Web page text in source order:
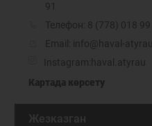
91
Телефон: 8 (778) 018 99
Email: info@haval-
Instagram: haval.atyrau
Картада көрсету
Жезказган